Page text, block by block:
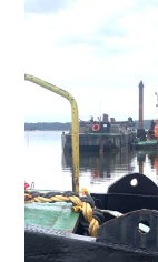
vidarebefordrar
information från
annons- och
Dessa kan i sin
information som
samlat in när du